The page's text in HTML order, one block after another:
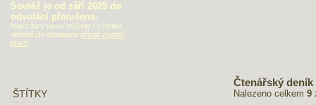
Čtenářský deník
Nalezeno celkem 9
Soutěž je od září 2025 do
odvolání přerušena.
Navzdory tomu můžete i v tomto
období do databáze přidat vlastní
práci
ŠTÍTKY